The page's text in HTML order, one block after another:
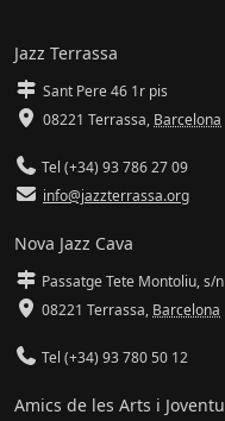
Jazz Terrassa
Sant Pere 46 1r pis
08221 Terrassa, Barcelona
Tel (+34) 93 786 27 09
info@jazzterrassa.org
Nova Jazz Cava
Passatge Tete Montoliu, s/n
08221 Terrassa, Barcelona
Tel (+34) 93 780 50 12
Amics de les Arts i